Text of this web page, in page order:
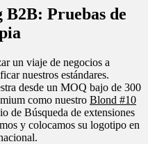
Pruebas de
un viaje de negocios a
nuestros estándares.
desde un MOQ bajo de 300
como nuestro Blond #10
de Búsqueda de extensiones
y colocamos su logotipo en